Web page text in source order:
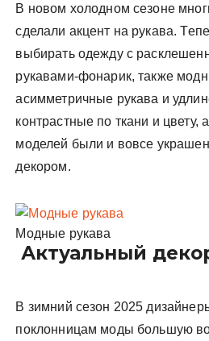
В новом холодном сезоне
сделали акцент на рукава.
выбирать одежду с
рукавами-фонарик, также
асимметричные рукава и
контрастные по ткани и цвету,
моделей были и вовсе
декором.
Модные рукава
Актуальный
В зимний сезон 2025
поклонницам моды большую